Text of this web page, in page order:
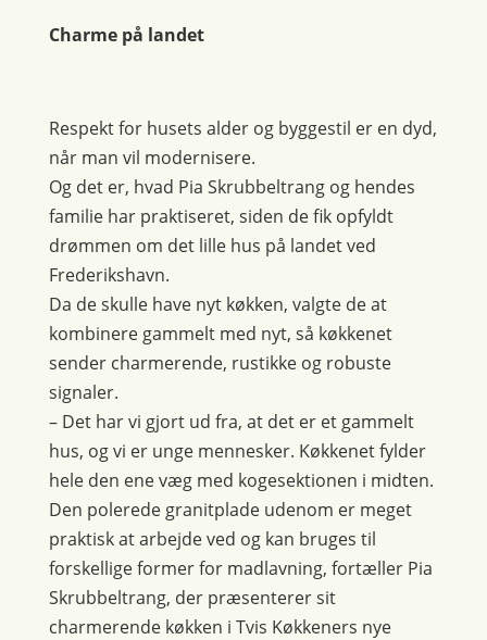
Charme på landet
Respekt for husets alder og byggestil er en dyd,
når man vil modernisere.
Og det er, hvad Pia Skrubbeltrang og hendes
familie har praktiseret, siden de fik opfyldt
drømmen om det lille hus på landet ved
Frederikshavn.
Da de skulle have nyt køkken, valgte de at
kombinere gammelt med nyt, så køkkenet
sender charmerende, rustikke og robuste
signaler.
– Det har vi gjort ud fra, at det er et gammelt
hus, og vi er unge mennesker. Køkkenet fylder
hele den ene væg med kogesektionen i midten.
Den polerede granitplade udenom er meget
praktisk at arbejde ved og kan bruges til
forskellige former for madlavning, fortæller Pia
Skrubbeltrang, der præsenterer sit
charmerende køkken i Tvis Køkkeners nye